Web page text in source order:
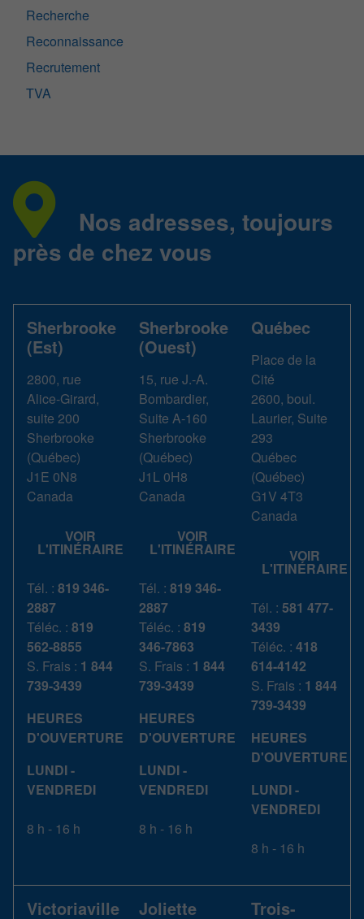
Recherche
Reconnaissance
Recrutement
TVA
Nos adresses, toujours
près de chez vous
Sherbrooke
(Est)
2800, rue
Alice-Girard,
suite 200
Sherbrooke
(Québec)
J1E 0N8
Canada
VOIR
L'ITINÉRAIRE
Tél. : 819 346-
2887
Téléc. : 819
562-8855
S. Frais : 1 844
739-3439
HEURES
D'OUVERTURE
LUNDI -
VENDREDI
8 h - 16 h
Sherbrooke
(Ouest)
15, rue J.-A.
Bombardier,
Suite A-160
Sherbrooke
(Québec)
J1L 0H8
Canada
VOIR
L'ITINÉRAIRE
Tél. : 819 346-
2887
Téléc. : 819
346-7863
S. Frais : 1 844
739-3439
HEURES
D'OUVERTURE
LUNDI -
VENDREDI
8 h - 16 h
Québec
Place de la
Cité
2600, boul.
Laurier, Suite
293
Québec
(Québec)
G1V 4T3
Canada
VOIR
L'ITINÉRAIRE
Tél. : 581 477-
3439
Téléc. : 418
614-4142
S. Frais : 1 844
739-3439
HEURES
D'OUVERTURE
LUNDI -
VENDREDI
8 h - 16 h
Victoriaville Joliette
Trois-